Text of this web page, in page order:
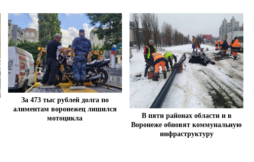
За 473 тыс рублей долга по
алиментам воронежец лишился
мотоцикла
В пяти районах области и в
Воронеже обновят коммунальную
инфраструктуру